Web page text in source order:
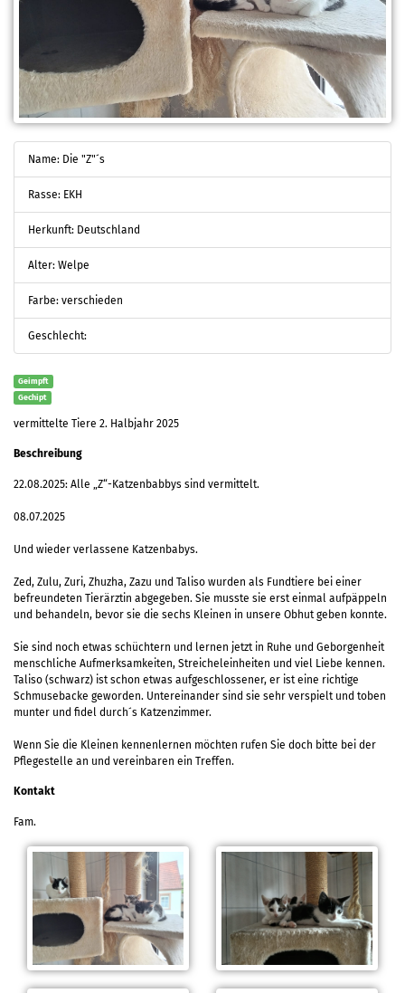
Name: Die "Z"´s
Rasse: EKH
Herkunft: Deutschland
Alter: Welpe
Farbe: verschieden
Geschlecht:
Geimpft
Gechipt
vermittelte Tiere 2. Halbjahr 2025
Beschreibung
22.08.2025: Alle „Z“-Katzenbabbys sind vermittelt.
08.07.2025
Und wieder verlassene Katzenbabys.
Zed, Zulu, Zuri, Zhuzha, Zazu und Taliso wurden als Fundtiere bei einer
befreundeten Tierärztin abgegeben. Sie musste sie erst einmal aufpäppeln
und behandeln, bevor sie die sechs Kleinen in unsere Obhut geben konnte.
Sie sind noch etwas schüchtern und lernen jetzt in Ruhe und Geborgenheit
menschliche Aufmerksamkeiten, Streicheleinheiten und viel Liebe kennen.
Taliso (schwarz) ist schon etwas aufgeschlossener, er ist eine richtige
Schmusebacke geworden. Untereinander sind sie sehr verspielt und toben
munter und fidel durch´s Katzenzimmer.
Wenn Sie die Kleinen kennenlernen möchten rufen Sie doch bitte bei der
Pflegestelle an und vereinbaren ein Treffen.
Kontakt
Fam.